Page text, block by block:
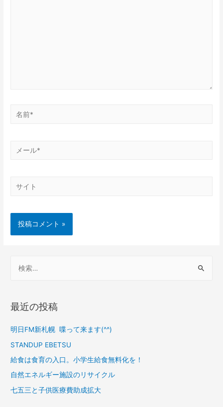
最近の投稿
明日FM新札幌 喋って来ます(^^)
STANDUP EBETSU
給食は食育の入口。小学生給食無料化を！
自然エネルギー施設のリサイクル
七五三と子供医療費助成拡大